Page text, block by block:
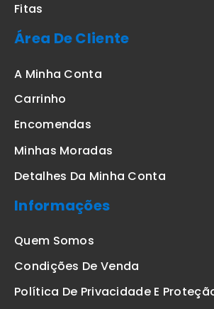
Fitas
Área De Cliente
A Minha Conta
Carrinho
Encomendas
Minhas Moradas
Detalhes Da Minha Conta
Informações
Quem Somos
Condições De Venda
Política De Privacidade E